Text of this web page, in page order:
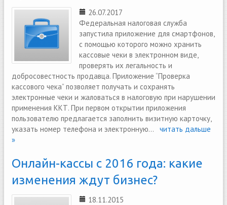
26.07.2017
Федеральная налоговая служба
запустила приложение для смартфонов,
с помощью которого можно хранить
кассовые чеки в электронном виде,
проверять их легальность и
добросовестность продавца. Приложение “Проверка
кассового чека” позволяет получать и сохранять
электронные чеки и жаловаться в налоговую при нарушении
применения ККТ. При первом открытии приложения
пользователю предлагается заполнить визитную карточку,
указать номер телефона и электронную... читать дальше
»
Онлайн-кассы с 2016 года: какие
изменения ждут бизнес?
18.11.2015